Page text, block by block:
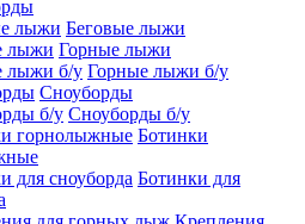
Беговые лыжи
Горные лыжи
Горные лыжи б/у
Сноуборды
Сноуборды б/у
Ботинки
Ботинки для